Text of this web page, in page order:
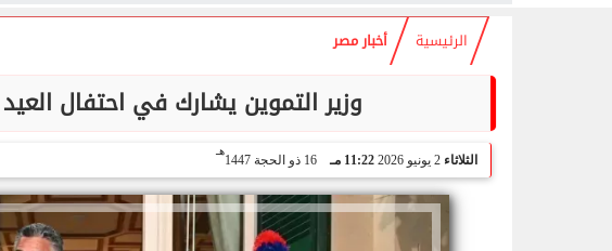
الرئيسية أخبار مصر
وزير التموين يشارك في احتفال
الثلاثاء 2 يونيو 2026 11:22 مـ 16 ذو الحجة 1447
هـ